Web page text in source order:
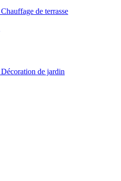
Chauffage de terrasse
Décoration de jardin